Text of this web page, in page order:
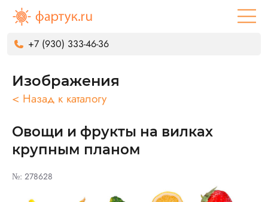
+7 (930) 333-46-36
Изображения
< Назад к каталогу
Овощи и фрукты на вилках
крупным планом
№: 278628